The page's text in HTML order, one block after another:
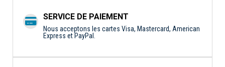
SERVICE DE PAIEMENT
Nous acceptons les cartes Visa, Mastercard, American
Express et PayPal.